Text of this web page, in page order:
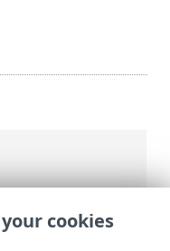
> ESETcookies